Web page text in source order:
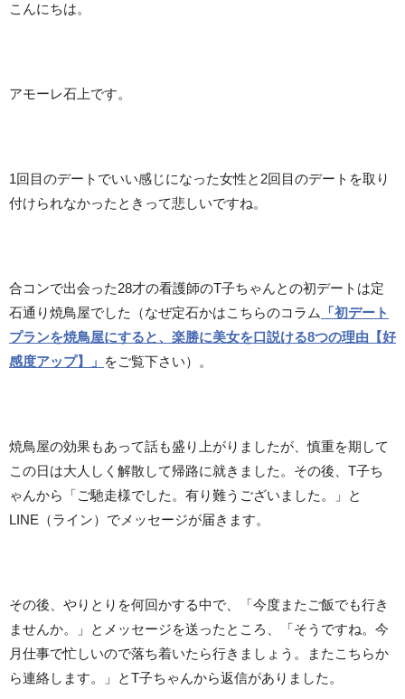
こんにちは。
アモーレ石上です。
1回目のデートでいい感じになった女性と2回目のデートを取り
付けられなかったときって悲しいですね。
合コンで出会った28才の看護師のT子ちゃんとの初デートは定
石通り焼鳥屋でした（なぜ定石かはこちらのコラム
「初デート
プランを焼鳥屋にすると、楽勝に美女を口説ける8つの理由【好
感度アップ】」 をご覧下さい）。
焼鳥屋の効果もあって話も盛り上がりましたが、慎重を期して
この日は大人しく解散して帰路に就きました。その後、T子ち
ゃんから「ご馳走様でした。有り難うございました。」と
LINE（ライン）でメッセージが届きます。
その後、やりとりを何回かする中で、「今度またご飯でも行き
ませんか。」とメッセージを送ったところ、「そうですね。今
月仕事で忙しいので落ち着いたら行きましょう。またこちらか
ら連絡します。」とT子ちゃんから返信がありました。